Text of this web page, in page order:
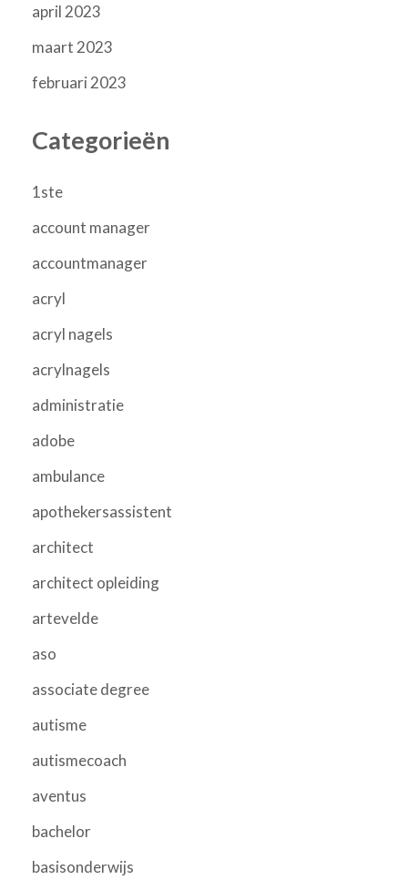
april 2023
maart 2023
februari 2023
Categorieën
1ste
account manager
accountmanager
acryl
acryl nagels
acrylnagels
administratie
adobe
ambulance
apothekersassistent
architect
architect opleiding
artevelde
aso
associate degree
autisme
autismecoach
aventus
bachelor
basisonderwijs